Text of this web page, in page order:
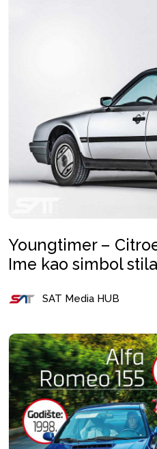
Youngtimer –
Ime kao simbol stila
SAT Media HUB